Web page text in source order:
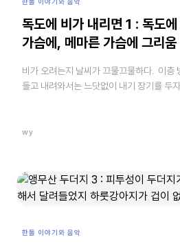
독도에 비가 내리면 1 : 독도
가슴에, 메마른 가슴에 그리
비가 오려는지 날씨가 끄물끄물하다. 이층
들고 내려와서는 느닷없이 내기 장기를 두
wy
한돌 이야기와 음악